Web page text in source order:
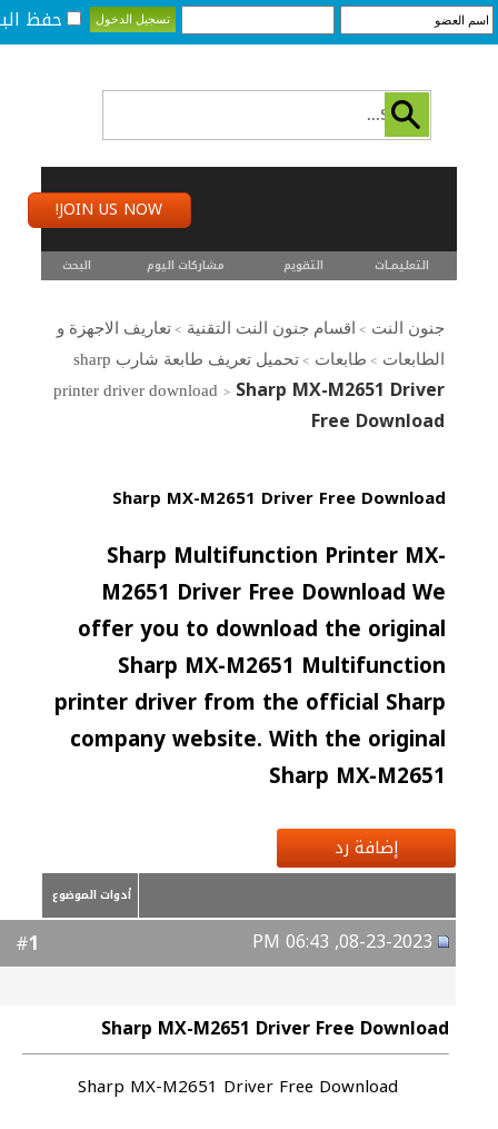
حفظ
JOIN US NOW!
التعليمـــات التقويم مشاركات اليوم البحث
جنون النت > اقسام جنون النت التقنية > تعاريف الاجهزة و
الطابعات > طابعات >
تحميل تعريف طابعة شارب sharp
printer driver download > Sharp MX-M2651 Driver
Free Download
Sharp MX-M2651 Driver Free Download
Sharp Multifunction Printer MX-
M2651 Driver Free Download We
offer you to download the original
Sharp MX-M2651 Multifunction
printer driver from the official Sharp
company website. With the original
Sharp MX-M2651
إضافة رد
أدوات الموضوع
1
Sharp MX-M2651 Driver Free Download
Sharp MX-M2651 Driver Free Download